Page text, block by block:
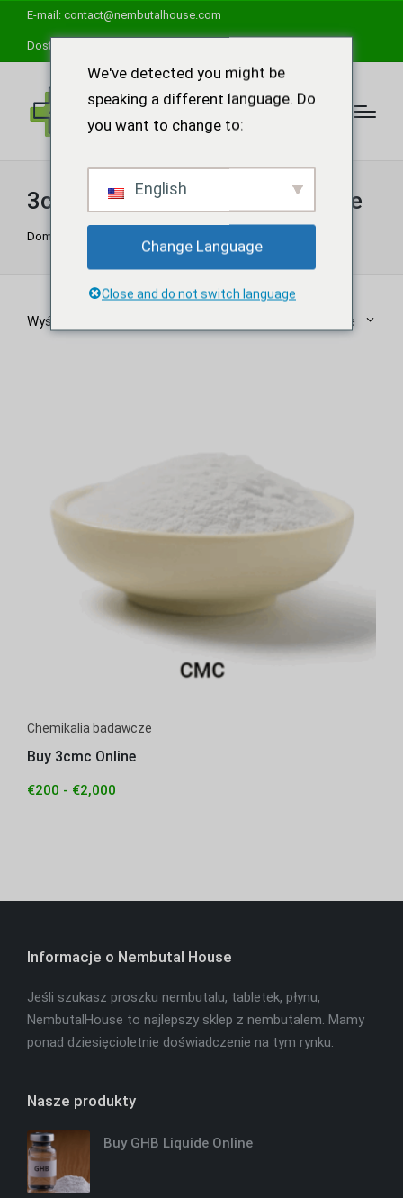
E-mail: contact@nembutalhouse.com
Dostępna całodobowa pomoc techniczna
3cmc proszek na całym świecie
Dom
Wyświetlanie jednego wyniku Domyślne sortowanie
Chemikalia badawcze
Buy 3cmc Online
€200 - €2,000
Informacje o Nembutal House
Jeśli szukasz proszku nembutalu, tabletek, płynu,
NembutalHouse to najlepszy sklep z nembutalem. Mamy
ponad dziesięcioletnie doświadczenie na tym rynku.
Nasze produkty
Buy GHB Liquide Online
We've detected you might be
speaking a different language. Do
you want to change to:
English
Change Language
Close and do not switch language